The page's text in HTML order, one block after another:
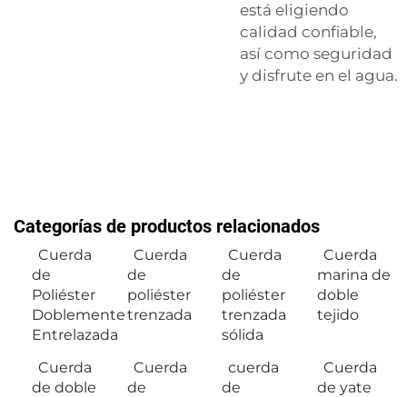
está eligiendo
calidad confiable,
así como seguridad
y disfrute en el agua.
Categorías de productos relacionados
Cuerda
de
Poliéster
Doblemente
Entrelazada
Cuerda
de
poliéster
trenzada
Cuerda
de
poliéster
trenzada
sólida
Cuerda
marina de
doble
tejido
Cuerda
de doble
Cuerda
de
cuerda
de
Cuerda
de yate